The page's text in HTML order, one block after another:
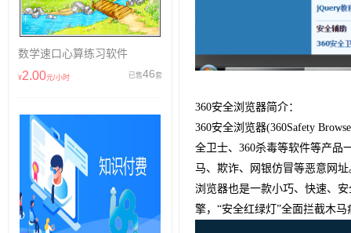
数学速口心算练习软件
¥2.00元/小时 已售46套
360安全浏览器简介：
360安全浏览器(360Safety
全卫士、360杀毒等软件等产品
马、欺诈、网银仿冒等恶意网
浏览器也是一款小巧、快速、
擎，“安全红绿灯”全面拦截木